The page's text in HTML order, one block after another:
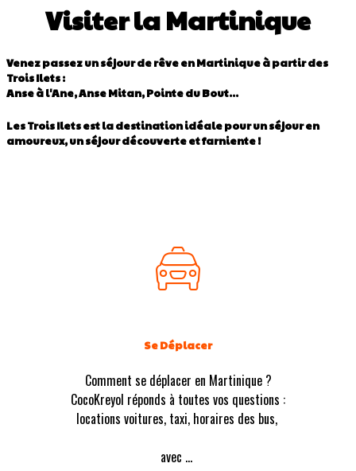
Visiter la Martinique
Venez passez un séjour de rêve en Martinique à partir des
Trois Ilets :
Anse à l'Ane, Anse Mitan, Pointe du Bout...
Les Trois Ilets est la destination idéale pour un séjour en
amoureux, un séjour découverte et farniente !
Se Déplacer
Comment se déplacer en Martinique ?
CocoKreyol réponds à toutes vos questions :
locations voitures, taxi, horaires des bus,
avec ...